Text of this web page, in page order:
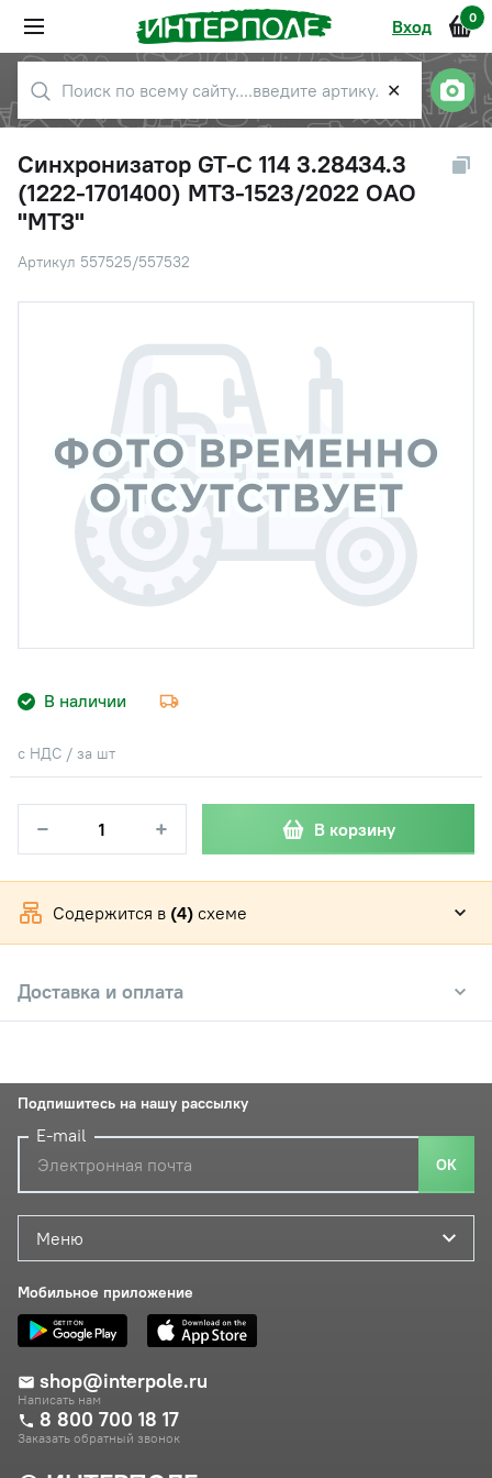
Вход 0
✕
Синхронизатор GT-C 114 3.28434.3
(1222-1701400) МТЗ-1523/2022 ОАО
"МТЗ"
Артикул 557525/557532
В наличии
с НДС / за шт
− + В корзину
Содержится в (4) схеме
Доставка и оплата
Меню
Мобильное приложение
shop@interpole.ru
Написать нам
8 800 700 18 17
Заказать обратный звонок
Подпишитесь на нашу рассылку
E-mail
ОК